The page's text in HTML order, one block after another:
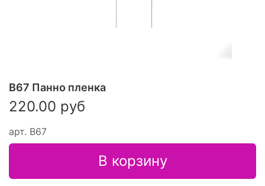
арт. В67
В67 Панно пленка
220.00 руб
В корзину